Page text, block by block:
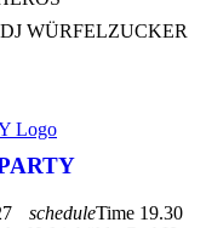
WÜRFELZUCKER
scheduleTime 19.30